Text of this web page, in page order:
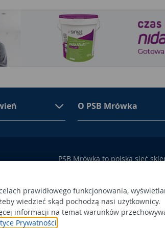
prawidłowego funkcjonowania,
wiedzieć skąd pochodzą nasi użytkownicy.
informacji na temat warunków
Prywatności
O PSB Mrówka
PSB Mrówka to polska sieć
także artykuły związane z
Obowiązek